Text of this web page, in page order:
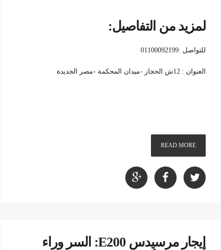
لمزيد من التفاصيل:
للتواصل :01100092199
العنوان : 12ش الحجاز -ميدان المحكمة -مصر الجديدة
READ MORE
إيجار مرسيدس E200: السر وراء